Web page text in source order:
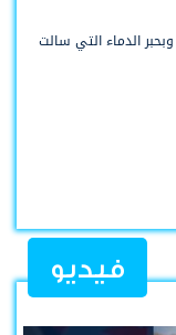
وبحبر الدماء التي سالت
فيديو